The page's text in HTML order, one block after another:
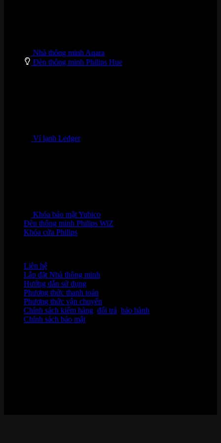
Nhà thông minh Aqara
Đèn thông minh Philips Hue
Ví lạnh Ledger
Khóa bảo mật Yubico
Đèn thông minh Philips WiZ
Khóa cửa Philips
Liên hệ
Lắp đặt Nhà thông minh
Hướng dẫn sử dụng
Phương thức thanh toán
Phương thức vận chuyển
Chính sách kiểm hàng đổi trả bảo hành
Chính sách bảo mật